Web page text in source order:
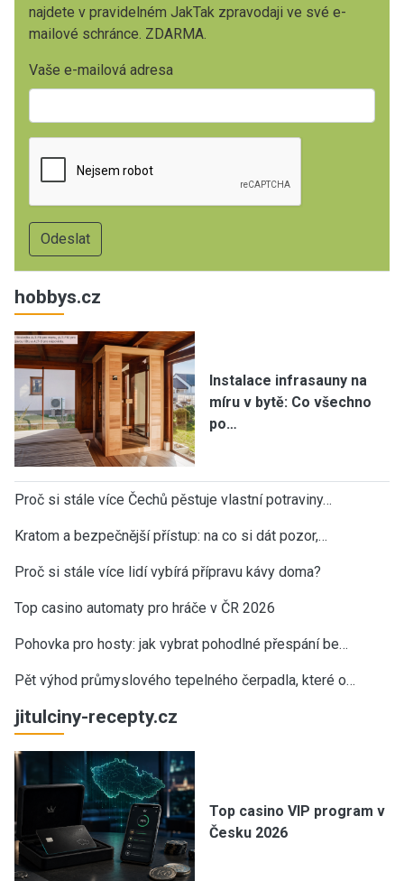
najdete v pravidelném JakTak zpravodaji ve své e-
mailové schránce. ZDARMA.
Vaše e-mailová adresa
hobbys.cz
Instalace infrasauny na
míru v bytě: Co všechno
po…
Proč si stále více Čechů pěstuje vlastní potraviny…
Kratom a bezpečnější přístup: na co si dát pozor,…
Proč si stále více lidí vybírá přípravu kávy doma?
Top casino automaty pro hráče v ČR 2026
Pohovka pro hosty: jak vybrat pohodlné přespání be…
Pět výhod průmyslového tepelného čerpadla, které o…
jitulciny-recepty.cz
Top casino VIP program v
Česku 2026